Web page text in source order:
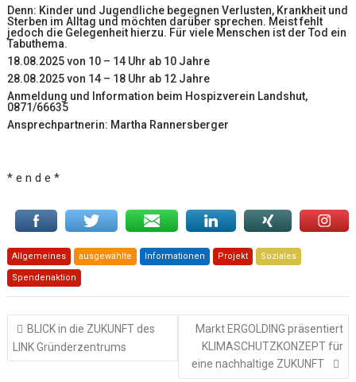
Denn: Kinder und Jugendliche begegnen Verlusten, Krankheit und
Sterben im Alltag und möchten darüber sprechen. Meist fehlt
jedoch die Gelegenheit hierzu. Für viele Menschen ist der Tod ein
Tabuthema.
18.08.2025 von 10 – 14 Uhr ab 10 Jahre
28.08.2025 von 14 – 18 Uhr ab 12 Jahre
Anmeldung und Information beim Hospizverein Landshut,
0871/66635
Ansprechpartnerin: Martha Rannersberger
* e n d e *
Allgemeines ausgewählte Informationen Projekt Soziales
Spendenaktion
Beitragsnavigation
BLICK in die ZUKUNFT des
LINK Gründerzentrums
Markt ERGOLDING präsentiert
KLIMASCHUTZKONZEPT für
eine nachhaltige ZUKUNFT